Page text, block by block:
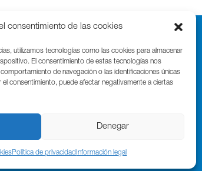
consentimiento de las cookies
utilizamos tecnologías como las cookies para almacenar
El consentimiento de estas tecnologías nos
de navegación o las identificaciones únicas
consentimiento, puede afectar negativamente a ciertas
Denegar
Política de privacidad Información legal
20014 Donostia / San Sebastián
943 000 999 | bic@bicgipuzkoa.eus